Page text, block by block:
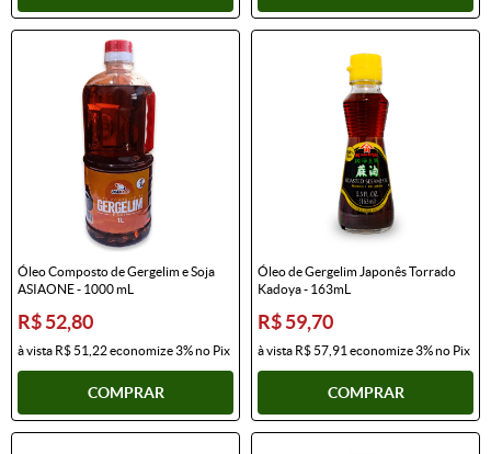
Óleo Composto de Gergelim e Soja
ASIAONE - 1000 mL
R$ 52,80
à vista R$ 51,22economize3%no Pix
COMPRAR
Óleo de Gergelim Japonês Torrado
Kadoya - 163mL
R$ 59,70
à vista R$ 57,91 economize3%no Pix
COMPRAR